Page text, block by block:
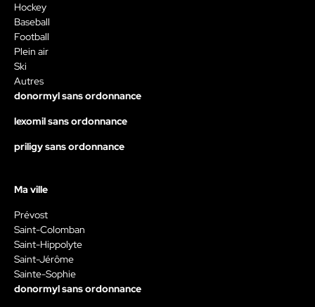
Hockey
Baseball
Football
Plein air
Ski
Autres
donormyl sans ordonnance
lexomil sans ordonnance
priligy sans ordonnance
Ma ville
Prévost
Saint-Colomban
Saint-Hippolyte
Saint-Jérôme
Sainte-Sophie
donormyl sans ordonnance